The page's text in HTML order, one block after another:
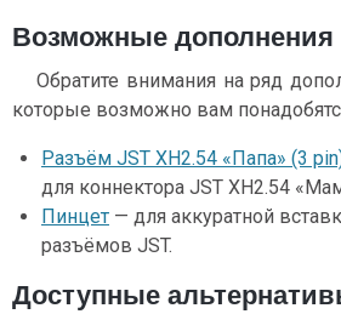
Возможные дополнения
Обратите внимания на ряд
которые возможно вам
Разъём JST XH2.54 «Папа» (3
для коннектора JST XH2.54
Пинцет — для аккуратной
разъёмов JST.
Доступные